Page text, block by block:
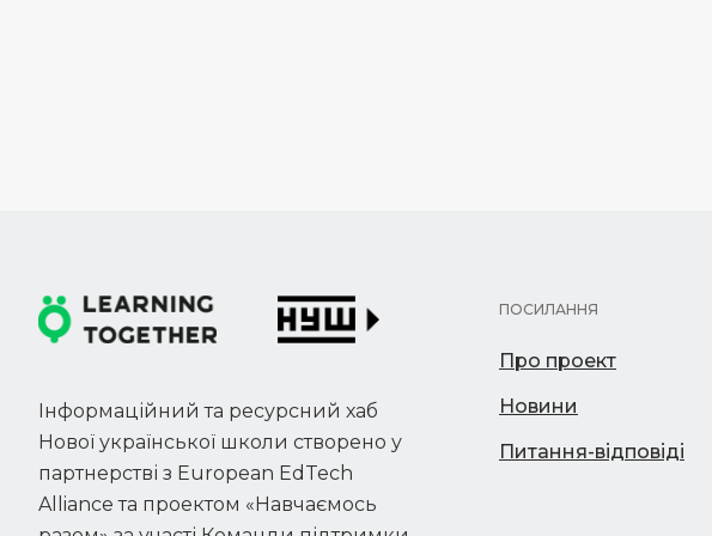
Інформаційний та ресурсний хаб
Нової української школи створено у
партнерстві з European EdTech
Alliance та проектом «Навчаємось
ПОСИЛАННЯ
Про проект
Новини
Питання-відповіді